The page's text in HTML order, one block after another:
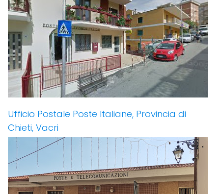
Ufficio Postale Poste Italiane, Provincia di
Chieti, Vacri